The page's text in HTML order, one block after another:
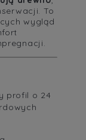
To
wygląd
profil o 24